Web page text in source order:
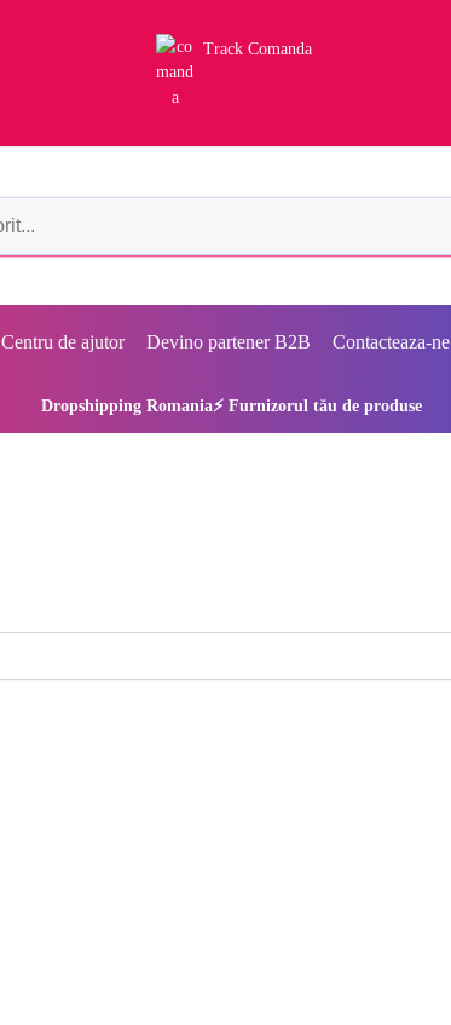
Track Comanda
Centru de ajutor Devino partener B2B Contacteaza-ne
Dropshipping Romania⚡ Furnizorul tău de produse